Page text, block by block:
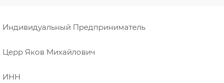
Индивидуальный Предприниматель
Церр Яков Михайлович
ИНН